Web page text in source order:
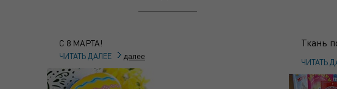
С 8 МАРТА!
ЧИТАТЬ ДАЛЕЕ далее
Ткань
ЧИТАТЬ